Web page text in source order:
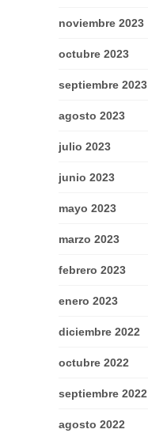
noviembre 2023
octubre 2023
septiembre 2023
agosto 2023
julio 2023
junio 2023
mayo 2023
marzo 2023
febrero 2023
enero 2023
diciembre 2022
octubre 2022
septiembre 2022
agosto 2022